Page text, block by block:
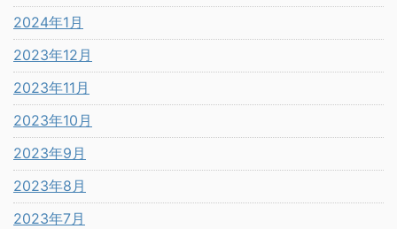
2024年1月
2023年12月
2023年11月
2023年10月
2023年9月
2023年8月
2023年7月